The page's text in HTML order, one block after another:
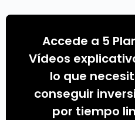
Accede a 5
Vídeos
lo que
conseguir
por tiempo